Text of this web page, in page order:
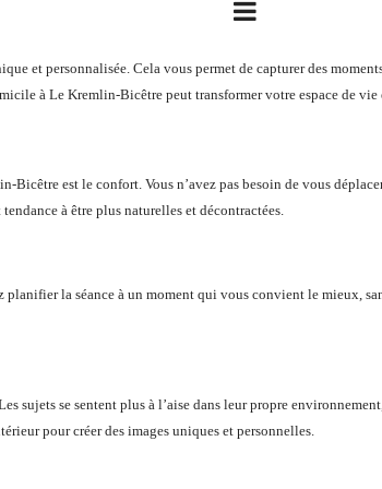
et personnalisée. Cela vous permet de capturer des
à Le Kremlin-Bicêtre peut transformer votre espace de
est le confort. Vous n’avez pas besoin de vous
à être plus naturelles et décontractées.
la séance à un moment qui vous convient le mieux,
sujets se sentent plus à l’aise dans leur propre
pour créer des images uniques et personnelles.